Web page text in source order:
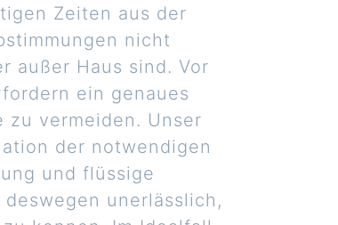
Zeiten aus der
nicht
außer Haus sind. Vor
ein genaues
zu vermeiden. Unser
der notwendigen
und flüssige
unerlässlich,